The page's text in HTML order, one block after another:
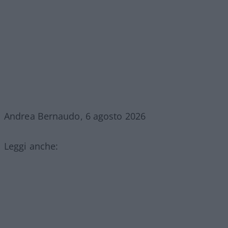
Andrea Bernaudo, 6 agosto 2026
Leggi anche: